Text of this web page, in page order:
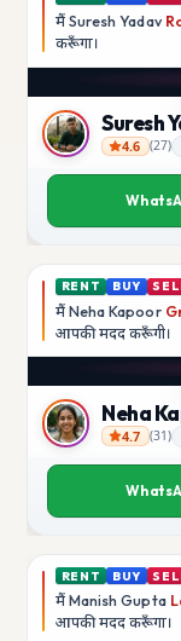
मैं Suresh Yadav
करूँगा।
Suresh Yadav
Suresh
4.6 (27)
RENT BUY
मैं Neha Kapoor
आपकी मददकरूँगी।
Neha Kapoor
Neha
4.7 (31)
RENT BUY
मैं Manish Gupta
आपकी मददकरूँगा।